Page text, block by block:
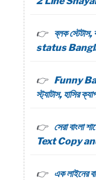
ব্লক
status
Funny
স্ট্যাটাস, হাসির
সেরা
Text Copy
এক লাইনের